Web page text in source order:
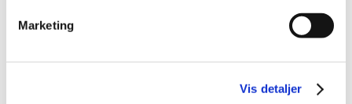
Marketing
Vis detaljer
Storbritannien til Danmark
Lægemiddelstyrelsen skal herved informere indehavere
af markedsføringstilladelser om, at vi er positive over…